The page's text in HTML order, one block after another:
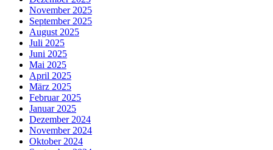
November 2025
September 2025
August 2025
Juli 2025
Juni 2025
Mai 2025
April 2025
März 2025
Februar 2025
Januar 2025
Dezember 2024
November 2024
Oktober 2024